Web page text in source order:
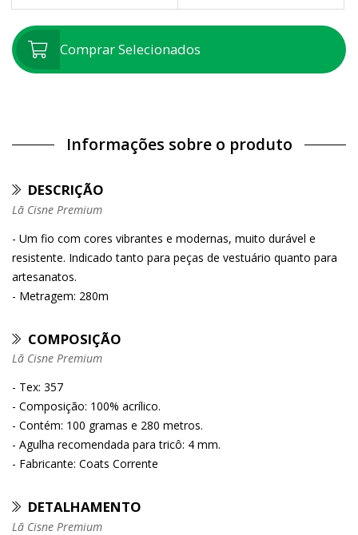
Comprar Selecionados
Informações sobre o produto
DESCRIÇÃO
Lã Cisne Premium
- Um fio com cores vibrantes e modernas, muito durável e
resistente. Indicado tanto para peças de vestuário quanto para
artesanatos.
- Metragem: 280m
COMPOSIÇÃO
Lã Cisne Premium
- Tex: 357
- Composição: 100% acrílico.
- Contém: 100 gramas e 280 metros.
- Agulha recomendada para tricô: 4 mm.
- Fabricante: Coats Corrente
DETALHAMENTO
Lã Cisne Premium